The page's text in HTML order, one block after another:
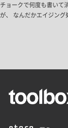
チョークで何度も書いて
が、 なんだかエイジング